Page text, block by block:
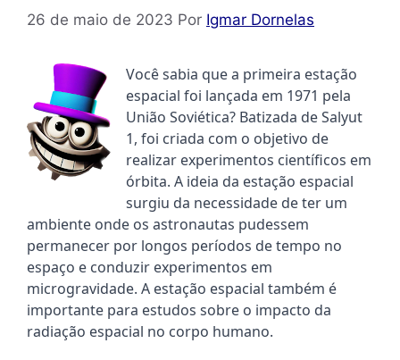
26 de maio de 2023 Por Igmar Dornelas
Você sabia que a primeira estação
espacial foi lançada em 1971 pela
União Soviética? Batizada de Salyut
1, foi criada com o objetivo de
realizar experimentos científicos em
órbita. A ideia da estação espacial
surgiu da necessidade de ter um
ambiente onde os astronautas pudessem
permanecer por longos períodos de tempo no
espaço e conduzir experimentos em
microgravidade. A estação espacial também é
importante para estudos sobre o impacto da
radiação espacial no corpo humano.